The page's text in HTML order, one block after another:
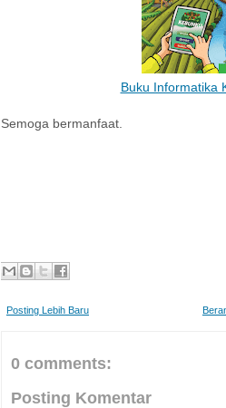
Buku Informatika
Semoga bermanfaat.
Posting Lebih Baru
0 comments:
Posting Komentar